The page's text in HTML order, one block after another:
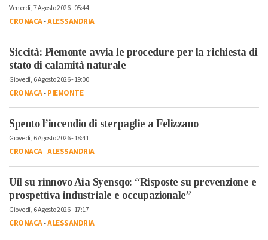
Venerdì, 7 Agosto 2026 - 05:44
CRONACA-ALESSANDRIA
Siccità: Piemonte avvia le procedure per la richiesta di
stato di calamità naturale
Giovedì, 6 Agosto 2026 - 19:00
CRONACA-PIEMONTE
Spento l’incendio di sterpaglie a Felizzano
Giovedì, 6 Agosto 2026 - 18:41
CRONACA-ALESSANDRIA
Uil su rinnovo Aia Syensqo: “Risposte su prevenzione e
prospettiva industriale e occupazionale”
Giovedì, 6 Agosto 2026 - 17:17
CRONACA-ALESSANDRIA